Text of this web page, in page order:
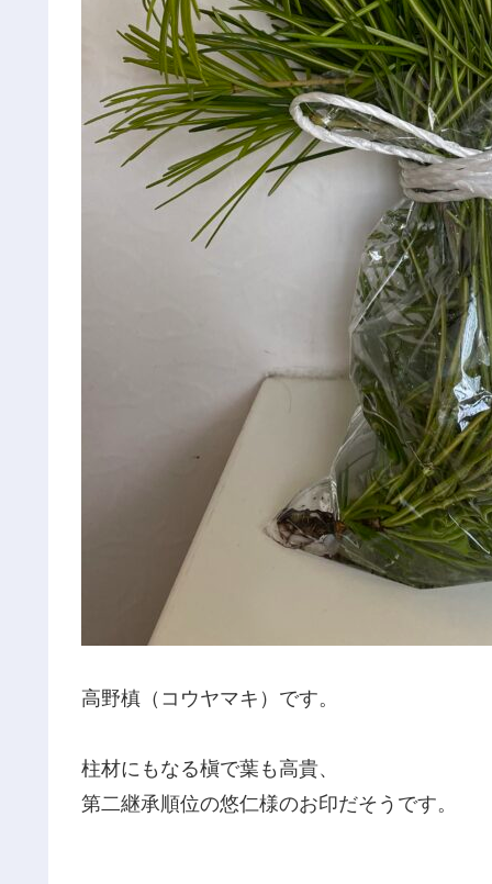
高野槙（コウヤマキ）です。
柱材にもなる槇で葉も高貴、
第二継承順位の悠仁様のお印だそうです。